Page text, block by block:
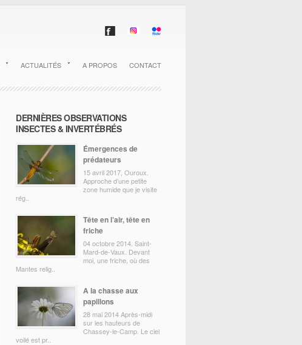
ACTUALITÉS A PROPOS CONTACT
DERNIÈRES OBSERVATIONS
INSECTES & INVERTÉBRÉS
Émergences de
prédateurs
15 avril 2017, Ouroux.
Approche d’une petite
zone humide que je visite
rég..
Tête en l’air, tête en
friche
04 octobre 2014. Saint-
Mard-de-Vaux. Devant
moi, une friche, où des
Mantes relig..
A la chasse aux
papillons
28 mai 2014 Après-midi
sur les hauteurs de
Chassey-le-Camp. Le ciel
voilé est pr..